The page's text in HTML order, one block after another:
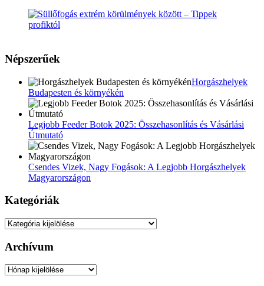
Népszerűek
Horgászhelyek
Budapesten és környékén
Legjobb Feeder Botok 2025: Összehasonlítás és Vásárlási
Útmutató
Csendes Vizek, Nagy Fogások: A Legjobb Horgászhelyek
Magyarországon
Kategóriák
Kategóriák
Archívum
Archívum